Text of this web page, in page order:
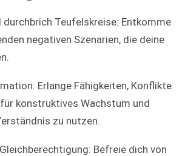
Teufelskreise: Entkomme
negativen Szenarien, die deine
Erlange Fähigkeiten, Konflikte
konstruktives Wachstum und
zu nutzen.
Befreie dich von